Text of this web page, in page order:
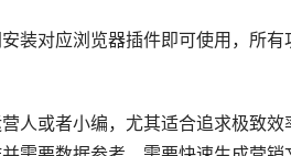
装对应浏览器插件即可使用，所
人或者小编，尤其适合追求极致